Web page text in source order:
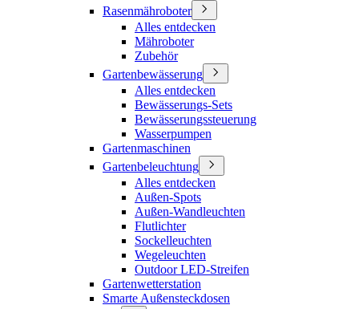
Rasenmähroboter
Alles entdecken
Mähroboter
Zubehör
Gartenbewässerung
Alles entdecken
Bewässerungs-Sets
Bewässerungssteuerung
Wasserpumpen
Gartenmaschinen
Gartenbeleuchtung
Alles entdecken
Außen-Spots
Außen-Wandleuchten
Flutlichter
Sockelleuchten
Wegeleuchten
Outdoor LED-Streifen
Gartenwetterstation
Smarte Außensteckdosen